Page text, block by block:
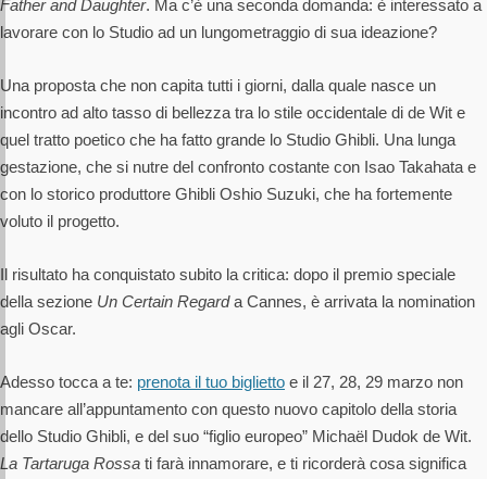
Father and Daughter. Ma c’è una seconda domanda: è interessato a
lavorare con lo Studio ad un lungometraggio di sua ideazione?
Una proposta che non capita tutti i giorni, dalla quale nasce un
incontro ad alto tasso di bellezza tra lo stile occidentale di de Wit e
quel tratto poetico che ha fatto grande lo Studio Ghibli. Una lunga
gestazione, che si nutre del confronto costante con Isao Takahata e
con lo storico produttore Ghibli Oshio Suzuki, che ha fortemente
voluto il progetto.
Il risultato ha conquistato subito la critica: dopo il premio speciale
della sezione Un Certain Regarda Cannes, è arrivata la nomination
agli Oscar.
Adesso tocca a te: prenota il tuo biglietto e il 27, 28, 29 marzo non
mancare all’appuntamento con questo nuovo capitolo della storia
dello Studio Ghibli, e del suo “figlio europeo” Michaël Dudok de Wit.
La Tartaruga Rossa ti farà innamorare, e ti ricorderà cosa significa